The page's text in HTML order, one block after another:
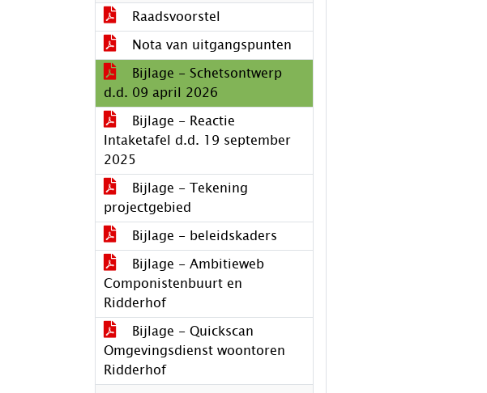
Raadsvoorstel
Nota van uitgangspunten
Bijlage - Schetsontwerp
d.d. 09 april 2026
Bijlage - Reactie
Intaketafel d.d. 19 september
2025
Bijlage - Tekening
projectgebied
Bijlage - beleidskaders
Bijlage - Ambitieweb
Componistenbuurt en
Ridderhof
Bijlage - Quickscan
Omgevingsdienst woontoren
Ridderhof